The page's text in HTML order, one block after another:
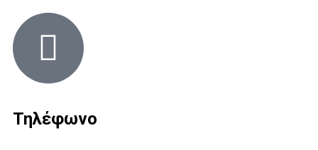
Τηλέφωνο